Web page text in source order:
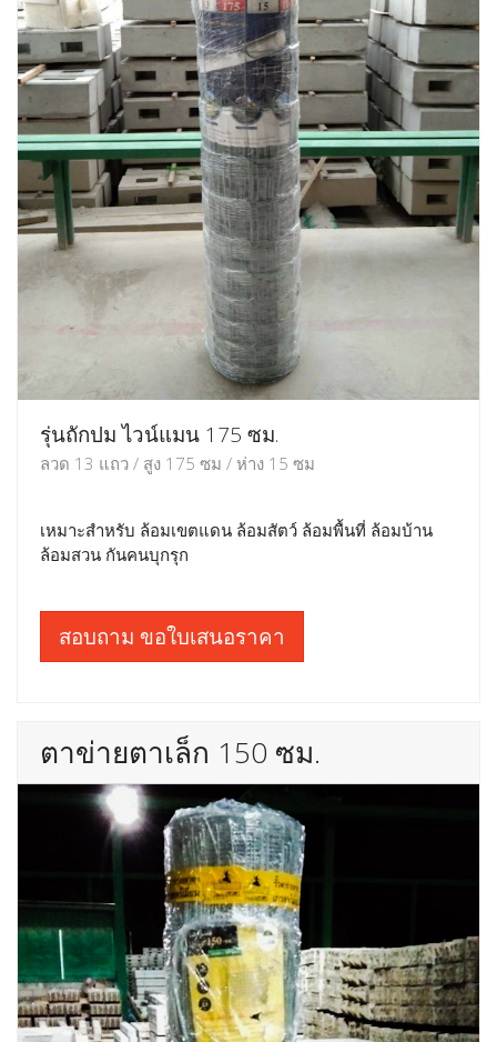
รุ่นถักปม ไวน์แมน 175 ซม.
ลวด 13 แถว / สูง 175 ซม / ห่าง 15 ซม
เหมาะสำหรับ ล้อมเขตแดน ล้อมสัตว์ ล้อมพื้นที่ ล้อมบ้าน
ล้อมสวน กันคนบุกรุก
สอบถาม ขอใบเสนอราคา
ตาข่ายตาเล็ก 150 ซม.